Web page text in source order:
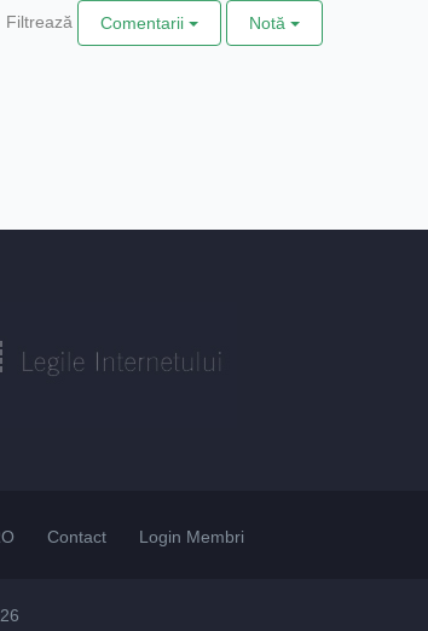
Filtrează Comentarii Notă
Contact Login Membri